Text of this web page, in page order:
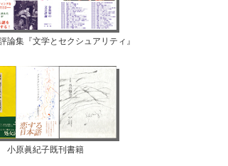
論集『文学とセクシュアリティ』
小原眞紀子既刊書籍